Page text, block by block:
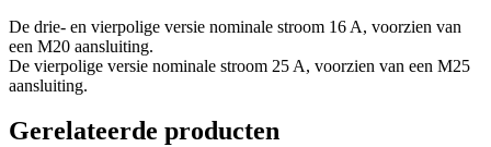
De drie- en vierpolige versie nominale stroom 16 A, voorzien van
een M20 aansluiting.
De vierpolige versie nominale stroom 25 A, voorzien van een M25
aansluiting.
Gerelateerde producten